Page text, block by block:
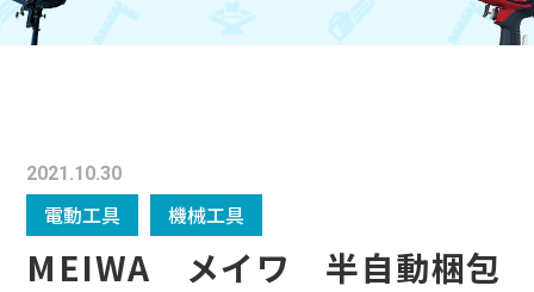
2021.10.30
電動工具 機械工具
MEIWA メイワ 半自動梱包